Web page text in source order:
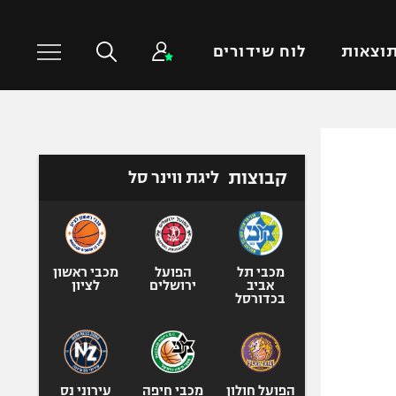
תוצאות לוח שידורים
טניס
כדורעף
ג'ודו
ספורט אולימפי
קבוצות ליגת ווינר סל
מכבי תל
אביב
בכדורסל
הפועל
ירושלים
מכבי ראשון
לציון
הפועל חולון
מכבי חיפה
עירוני נס